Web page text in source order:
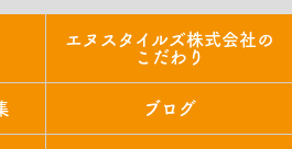
エヌスタイルズ株式会社の
こだわり
ブログ